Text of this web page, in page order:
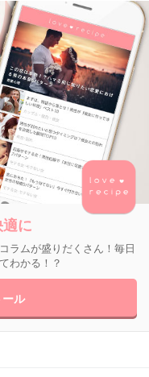
に
ラムが盛りだくさん！毎日
わかる！？
ール